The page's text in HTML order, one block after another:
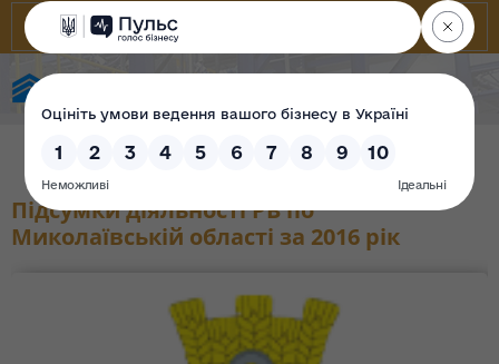
Підсумки діяльності РВ по
Миколаївській області за 2016 рік